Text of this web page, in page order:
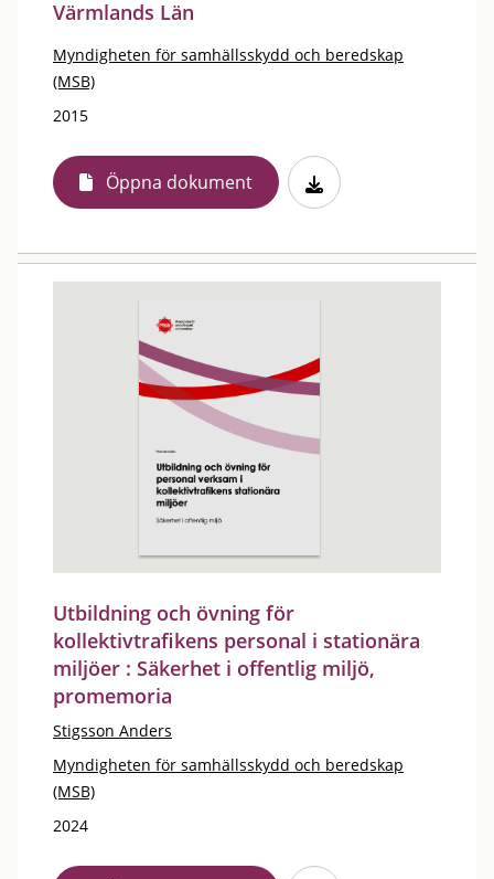
Värmlands Län
Myndigheten för samhällsskydd och beredskap
(MSB)
2015
Öppna dokument
Utbildning och övning för
kollektivtrafikens personal i stationära
miljöer : Säkerhet i offentlig miljö,
promemoria
Stigsson Anders
Myndigheten för samhällsskydd och beredskap
(MSB)
2024